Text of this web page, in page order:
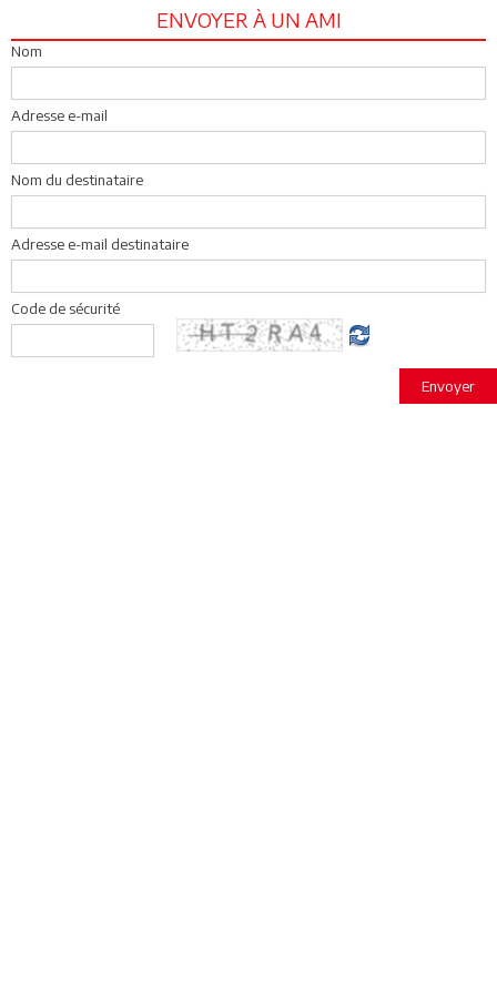
ENVOYER À UN AMI
Nom
Adresse e-mail
Nom du destinataire
Adresse e-mail destinataire
Code de sécurité
Envoyer